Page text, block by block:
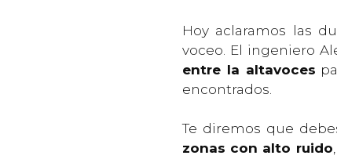
Hoy aclaramos las
voceo. El ingeniero
entre la altavoces
encontrados.
Te diremos que
zonas con alto ruido